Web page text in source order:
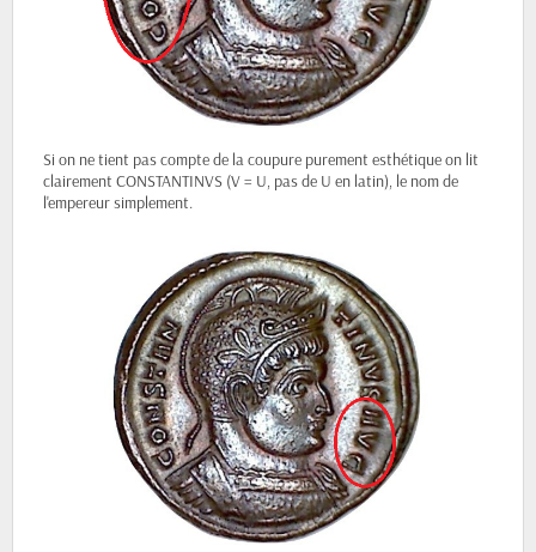
Si on ne tient pas compte de la coupure purement esthétique on lit
clairement CONSTANTINVS (V = U, pas de U en latin), le nom de
l'empereur simplement.